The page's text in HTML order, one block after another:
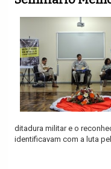
ditadura militar e o
identificavam com a luta